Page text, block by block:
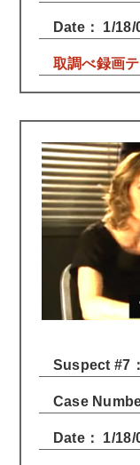
Date： 1/18/
取調べ録画
Suspect #7
Case
Date： 1/18/